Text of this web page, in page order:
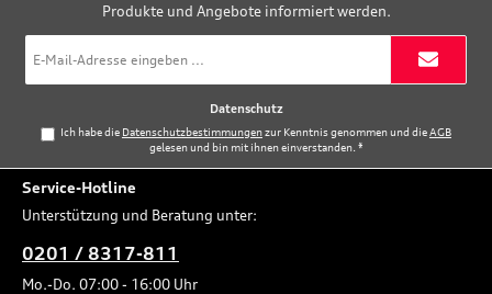
Produkte und Angebote informiert werden.
Mail-
Adresse
Datenschutz
Ich habe die Datenschutzbestimmungenzur Kenntnis genommen und dieAGB
gelesen und bin mit ihnen einverstanden.*
Service-Hotline
Unterstützung und Beratung unter:
0201 / 8317-811
Mo.-Do. 07:00 - 16:00 Uhr